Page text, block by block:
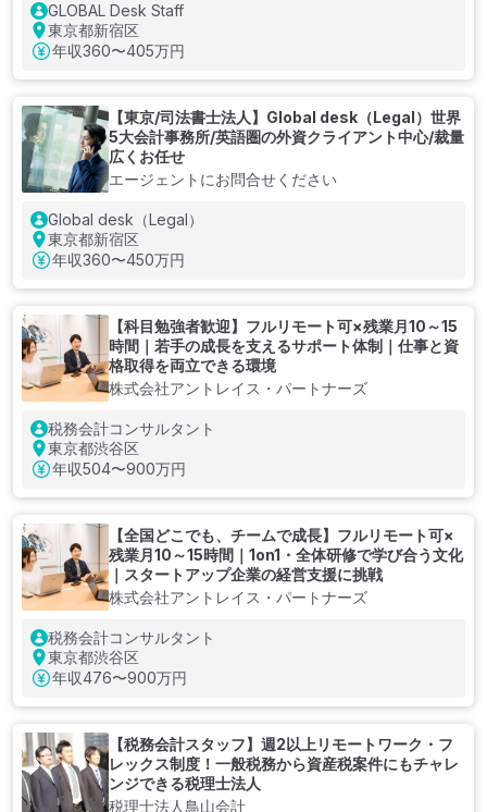
GLOBAL Desk Staff
東京都新宿区
年収360〜405万円
【東京/司法書士法人】Global desk（Legal）世界
5大会計事務所/英語圏の外資クライアント中心/裁量
広くお任せ
エージェントにお問合せください
Global desk（Legal）
東京都新宿区
年収360〜450万円
【科目勉強者歓迎】フルリモート可×残業月10～15
時間｜若手の成長を支えるサポート体制｜仕事と資
格取得を両立できる環境
株式会社アントレイス・パートナーズ
税務会計コンサルタント
東京都渋谷区
年収504〜900万円
【全国どこでも、チームで成長】フルリモート可×
残業月10～15時間｜1on1・全体研修で学び合う文化
｜スタートアップ企業の経営支援に挑戦
株式会社アントレイス・パートナーズ
税務会計コンサルタント
東京都渋谷区
年収476〜900万円
【税務会計スタッフ】週2以上リモートワーク・フ
レックス制度！一般税務から資産税案件にもチャレ
ンジできる税理士法人
税理士法人鳥山会計